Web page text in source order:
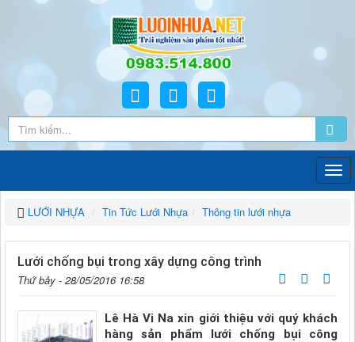
LƯỚI NHỰA Tin Tức Lưới Nhựa Thông tin lưới nhựa
Lưới chống bụi trong xây dựng công trình
Thứ bảy - 28/05/2016 16:58
Lê Hà Vi Na xin giới thiệu với quý khách
hàng sản phẩm lưới chống bụi công